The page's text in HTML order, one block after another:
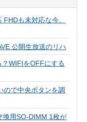
も未対応な今、
公開生放送のリハ
WIFIをOFFにする
ので中央ボタンを調
換用SO-DIMM 1枚が